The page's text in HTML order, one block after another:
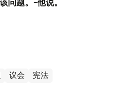
问题。-他说。
议会 宪法